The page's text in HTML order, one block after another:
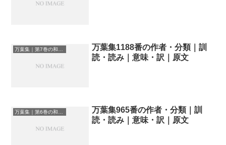
万葉集｜第7巻の和歌一覧
万葉集1188番の作者・分類｜訓
読・読み｜意味・訳｜原文
万葉集965番の作者・分類｜訓
読・読み｜意味・訳｜原文